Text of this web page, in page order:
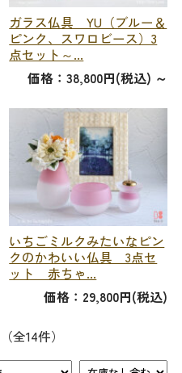
ガラス仏具 YU（ブルー＆
ピンク、スワロビース）3
点セット～...
価格：38,800円(税込) ～
いちごミルクみたいなピン
クのかわいい仏具 3点セ
ット 赤ちゃ...
価格：29,800円(税込)
（全14件）